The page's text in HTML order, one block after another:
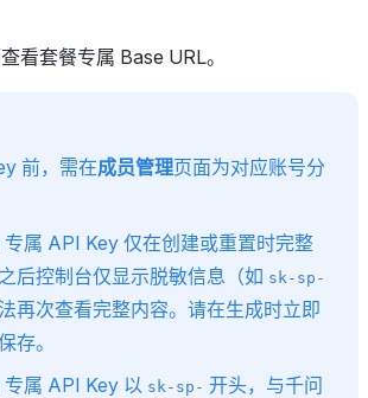
看套餐专属 Base URL。
前，需在成员管理页面为对应账号分
属 API Key 仅在创建或重置时完整
后控制台仅显示脱敏信息（如 sk-sp-
再次查看完整内容。请在生成时立即
存。
属 API Key 以 sk-sp- 开头，与千问